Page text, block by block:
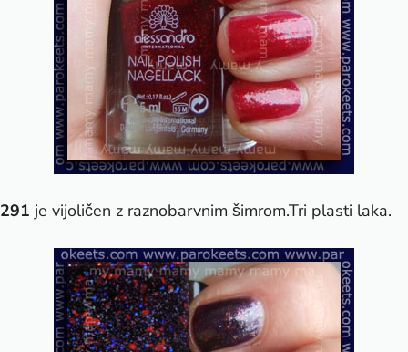
291 je vijoličen z raznobarvnim šimrom.Tri plasti laka.